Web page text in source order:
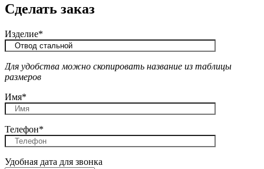
Сделать заказ
Изделие*
Для удобства можно скопировать название из таблицы
размеров
Имя*
Телефон*
Удобная дата для звонка